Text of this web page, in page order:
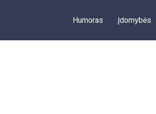
Humoras Įdomybės